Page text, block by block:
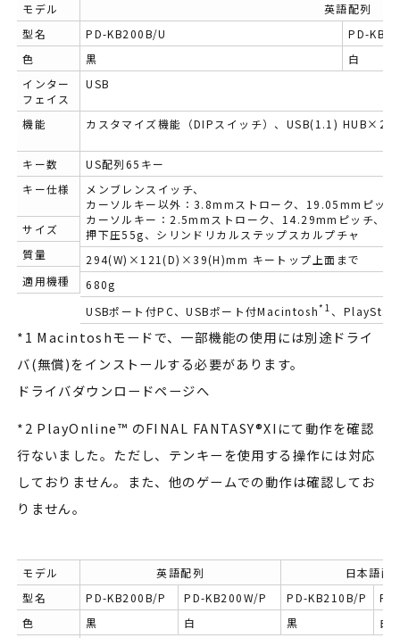
モデル
型名
色
インター
フェイス
機能
キー数
キー仕様
サイズ
質量
適用機種
英語配列
PD-KB200B/U
PD-
黒
白
USB
カスタマイズ機能（DIPスイッチ）、USB(1.1) HUB×2
US配列65キー
メンブレンスイッチ、
カーソルキー以外：3.8mmストローク、19.05mmピッチ
カーソルキー：2.5mmストローク、14.29mmピッチ、
押下圧55g、シリンドリカルステップスカルプチャ
294(W)×121(D)×39(H)mm キートップ上面まで
680g
USBポート付PC、USBポート付Macintosh*1 、
*1 Macintoshモードで、一部機能の使用には別途ドライ
バ(無償)をインストールする必要があります。
ドライバダウンロードページへ
*2 PlayOnline™ のFINAL FANTASY®XIにて動作を確認
行ないました。ただし、テンキーを使用する操作には対応
しておりません。また、他のゲームでの動作は確認してお
りません。
モデル
型名
色
英語配列
日本語配
PD-KB200B/P
PD-KB200W/P PD-KB210B/P
黒
白 黒
白